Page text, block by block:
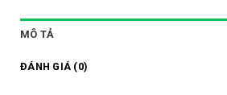
MÔ TẢ
ĐÁNH GIÁ (0)